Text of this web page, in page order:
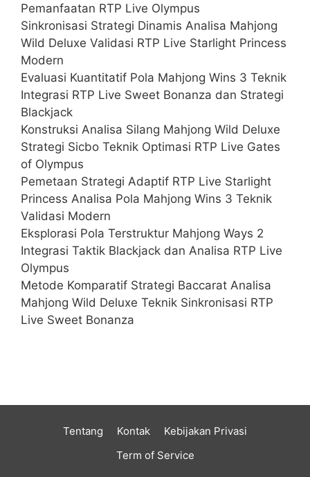
Pemanfaatan RTP Live Olympus
Sinkronisasi Strategi Dinamis Analisa Mahjong
Wild Deluxe Validasi RTP Live Starlight Princess
Modern
Evaluasi Kuantitatif Pola Mahjong Wins 3 Teknik
Integrasi RTP Live Sweet Bonanza dan Strategi
Blackjack
Konstruksi Analisa Silang Mahjong Wild Deluxe
Strategi Sicbo Teknik Optimasi RTP Live Gates
of Olympus
Pemetaan Strategi Adaptif RTP Live Starlight
Princess Analisa Pola Mahjong Wins 3 Teknik
Validasi Modern
Eksplorasi Pola Terstruktur Mahjong Ways 2
Integrasi Taktik Blackjack dan Analisa RTP Live
Olympus
Metode Komparatif Strategi Baccarat Analisa
Mahjong Wild Deluxe Teknik Sinkronisasi RTP
Live Sweet Bonanza
Tentang Kontak
Kebijakan Privasi
Term of Service